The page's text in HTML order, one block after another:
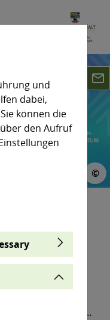
©
Sie, dass die
der Zeit
gibt es viele
sondern
und
dabei,
können die
den Aufruf
email